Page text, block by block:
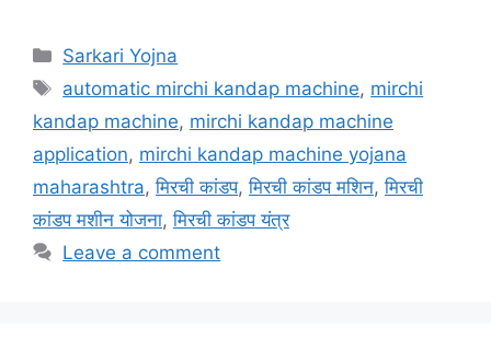
Categories
Sarkari Yojna
Tags
automatic mirchi kandap machine, mirchi
kandap machine, mirchi kandap machine
application, mirchi kandap machine yojana
maharashtra,मिरची कांडप,मिरची कांडप मशिन,मिरची
कांडप मशीन योजना,मिरची कांडप यंत्र
Leave a comment